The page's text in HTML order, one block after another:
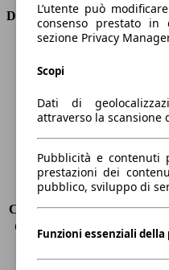
Dimensioni
Lunghezza
Passo
Peso massimo
Carico massimo
Porte
Sedili
Carico sul tetto
Capacità di traino (senza
Capacità di traino (con freni)
L’utente può
consenso prestato in
sezione Privacy
Scopi
Dati di
attraverso la scansione
Pubblicità e contenuti
prestazioni dei
pubblico, sviluppo di
Funzioni essenziali della